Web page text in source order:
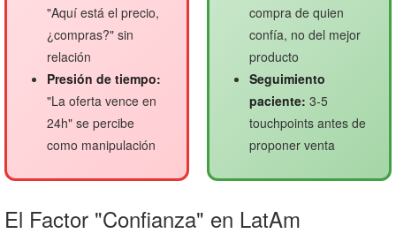
"Aquí está el precio,
¿compras?" sin
relación
Presión de tiempo:
"La oferta vence en
24h" se percibe
como manipulación
compra de quien
confía, no del mejor
producto
Seguimiento
paciente: 3-5
touchpoints antes de
proponer venta
El Factor "Confianza" en LatAm